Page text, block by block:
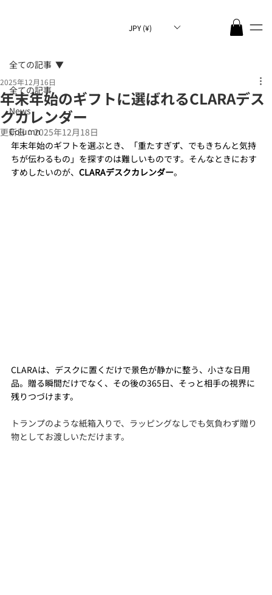
JPY (¥)
全ての記事
News
Column
全ての記事
年末年始のギフトに選ばれるCLARAデス
クカレンダー
2025年12月16日
更新日：2025年12月18日
年末年始のギフトを選ぶとき、「重たすぎず、でもきちんと気持
ちが伝わるもの」を探すのは難しいものです。そんなときにおす
すめしたいのが、 CLARAデスクカレンダー。
CLARAは、デスクに置くだけで景色が静かに整う、小さな日用
品。贈る瞬間だけでなく、その後の365日、そっと相手の視界に
残りつづけます。
トランプのような紙箱入りで、ラッピングなしでも気負わず贈り
物としてお渡しいただけます。